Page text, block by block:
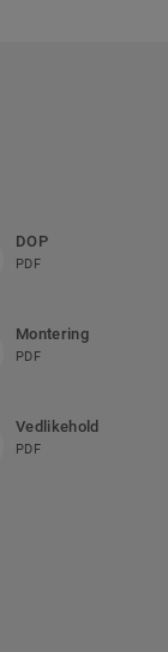
DOP
PDF
Montering
PDF
Vedlikehold
PDF